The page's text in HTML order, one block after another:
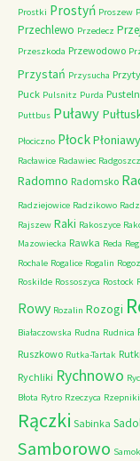
Prostki Prostyń Proszew
Przechlewo Przedecz
Przeszkoda Przewodowo
Przystań Przysucha
Puck Pulsnitz Purda
Puttbus Puławy
Płociczno PłockPłoniawy
Racławice Radawiec Radgoszcz
Radomno Radomsko
Radziejowice Radzikowo
Rajszew Raki Rakoszyce
Mazowiecka Rawka Reda
Rochale Rogalice Rogalin
Roskilde Rossoszyca Rostock
Rowy Rozalin Rozogi
Białaczowska Rudna Rudnica
Ruszkowo Rutka-Tartak Rutki
Rychliki Rychnowo
Błota Rytro Rzeczyca Rzepniki
Rączki Sabinka
Samborowo